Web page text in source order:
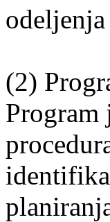
(2)
Program